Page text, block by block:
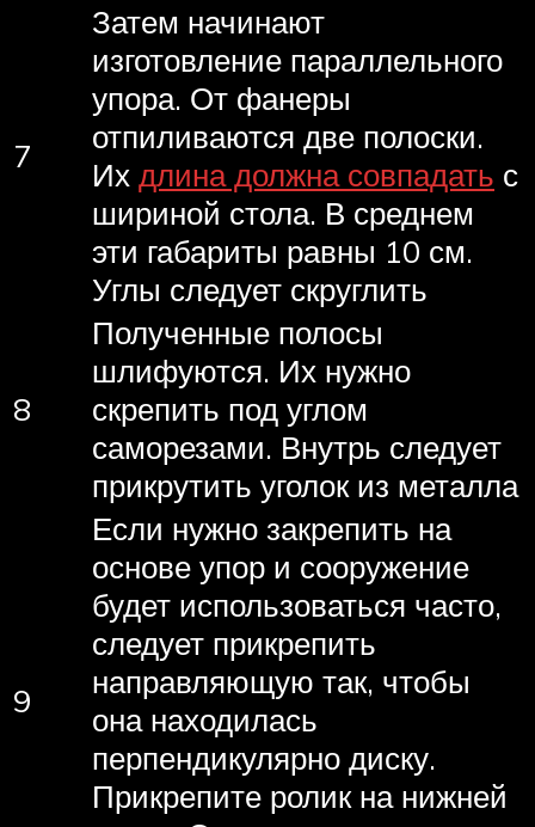
7
Затем начинают
изготовление параллельного
упора. От фанеры
отпиливаются две полоски.
Их длина должна совпадать с
шириной стола. В среднем
эти габариты равны 10 см.
Углы следует скруглить
8
Полученные полосы
шлифуются. Их нужно
скрепить под углом
саморезами. Внутрь следует
прикрутить уголок из металла
9
Если нужно закрепить на
основе упор и сооружение
будет использоваться часто,
следует прикрепить
направляющую так, чтобы
она находилась
перпендикулярно диску.
Прикрепите ролик на нижней